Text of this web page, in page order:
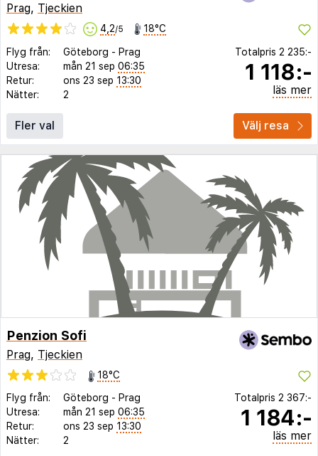
Prag, Tjeckien
4,2/5 18°C
Flyg från: Göteborg - Prag
Utresa:
mån 21 sep 06:35
Retur:
ons 23 sep 13:30
Nätter:
2
Totalpris 2 235:-
1 118:-
läs mer
Fler val Välj resa
Penzion Sofi
Prag, Tjeckien
18°C
Flyg från:
Göteborg - Prag
Utresa:
mån 21 sep 06:35
Retur:
ons 23 sep 13:30
Nätter:
2
Totalpris 2 367:-
1 184:-
läs mer